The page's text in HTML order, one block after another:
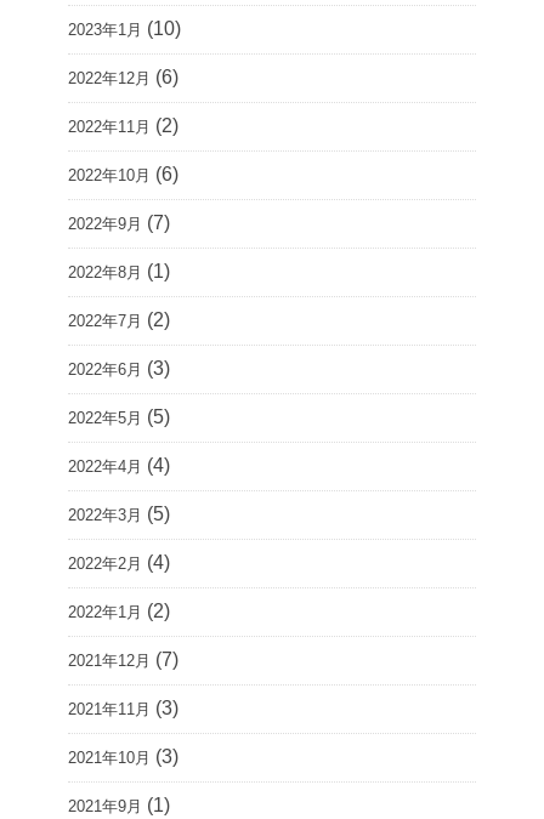
2023年1月 (10)
2022年12月 (6)
2022年11月 (2)
2022年10月 (6)
2022年9月 (7)
2022年8月 (1)
2022年7月 (2)
2022年6月 (3)
2022年5月 (5)
2022年4月 (4)
2022年3月 (5)
2022年2月 (4)
2022年1月 (2)
2021年12月 (7)
2021年11月 (3)
2021年10月 (3)
2021年9月 (1)